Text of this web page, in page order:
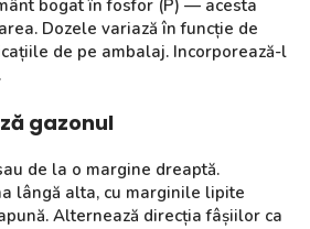
bogat în fosfor (P) — acesta
Dozele variază în funcție de
de pe ambalaj. Incorporează-l
gazonul
de la o margine dreaptă.
lângă alta, cu marginile lipite
Alternează direcția fâșiilor ca